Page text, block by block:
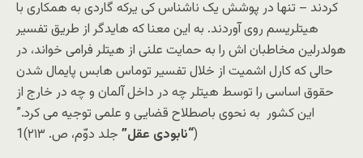
کردند – تنها در پوشش یک ناشناس کی یرکه گاردی به همکاری با
هیتلریسم روی آوردند. به این معنا که هایدگر از طریق تفسیر
هولدرلین مخاطبان اش را به حمایت علنی از هیتلر فرامی خواند، در
حالی که کارل اشمیت از خلال تفسیر توماس هابس پایمال شدن
حقوق اساسی را توسط هیتلر چه در داخل آلمان و چه در خارج از
این کشور به نحوی باصطلاح قضایی و علمی توجیه می کرد.”
(“نابودی عقل” جلد دوّم، ص. ۲۱۳)1